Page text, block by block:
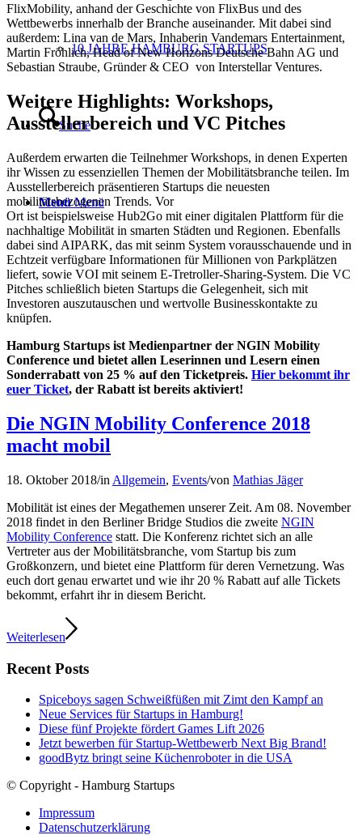
10 JAHRE HAMBURG STARTUPS
Suche
Menü Menü
FlixMobility, anhand der Geschichte von FlixBus und des
Wettbewerbs innerhalb der Branche auseinander. Mit dabei sind
außerdem: Lina van de Mars, Inhaberin Vandemars Entertainment,
Martin Fröhlich, Head of New Horizons Deutsche Bahn AG und
Sebastian Straube, Gründer & CEO von Interstellar Ventures.
Weitere Highlights: Workshops,
Ausstellerbereich und VC Pitches
Außerdem erwarten die Teilnehmer Workshops, in denen Experten
ihr Wissen zu essenziellen Themen der Mobilitätsbranche teilen. Im
Ausstellerbereich präsentieren Startups die neuesten
mobilitätsbezogenen Trends. Vor
Ort ist beispielsweise Hub2Go mit einer digitalen Plattform für die
nachhaltige Mobilität in smarten Städten und Regionen. Ebenfalls
dabei sind AIPARK, das mit seinm System vorausschauende und in
Echtzeit verfügbare Informationen für Millionen von Parkplätzen
liefert, sowie VOI mit seinem E-Tretroller-Sharing-System. Die VC
Pitches schließlich bieten Startups die Gelegenheit, sich mit
Investoren auszutauschen und wertvolle Businesskontakte zu
knüpfen.
Hamburg Startups ist Medienpartner der NGIN Mobility
Conference und bietet allen Leserinnen und Lesern einen
Sonderrabatt von 25 % auf den Ticketpreis. Hier bekommt ihr
euer Ticket, der Rabatt ist bereits aktiviert!
Die NGIN Mobility Conference 2018
macht mobil
18. Oktober 2018/in Allgemein, Events/von Mathias Jäger
Mobilität ist eines der Megathemen unserer Zeit. Am 08. November
2018 findet in den Berliner Bridge Studios die zweite NGIN
Mobility Conference statt. Die Konferenz richtet sich an alle
Vertreter aus der Mobilitätsbranche, vom Startup bis zum
Großkonzern, und bietet eine Plattform für deren Vernetzung. Was
euch dort genau erwartet und wie ihr 20 % Rabatt auf alle Tickets
bekommt, erfahrt ihr in diesem Bericht.
Weiterlesen
Recent Posts
Spiceboys sagen Schweißfüßen mit Zimt den Kampf an
Neue Services für Startups in Hamburg!
Diese fünf Projekte fördert Games Lift 2026
Jetzt bewerben für Startup-Wettbewerb Next Big Brand!
goodBytz bringt seine Küchenroboter in die USA
© Copyright - Hamburg Startups
Impressum
Datenschutzerklärung